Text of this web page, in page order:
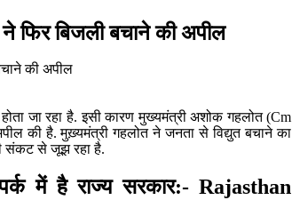
बिजली बचाने की अपील
जा रहा है. इसी कारण मुख्यमंत्री अशोक गहलोत (Cm
की है. मुख़्यमंत्री गहलोत ने जनता से विद्युत बचाने का
संकट से जूझ रहा है.
में है राज्य सरकार:- Rajasthan